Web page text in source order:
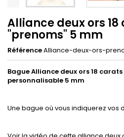
Alliance deux ors
"prenoms" 5 mm
RéférenceAlliance-deux-ors-
Bague Alliance deux ors 18
personnalisable 5 mm
Une bague où vous indiquerez vos